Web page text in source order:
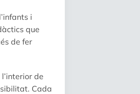
i
que
de fer
de
Cada